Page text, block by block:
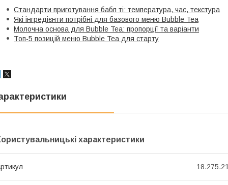
Стандарти приготування бабл ті: температура, час, текстура
Які інгредієнти потрібні для базового меню Bubble Tea
Молочна основа для Bubble Tea: пропорції та варіанти
Топ-5 позицій меню Bubble Tea для старту
характеристики